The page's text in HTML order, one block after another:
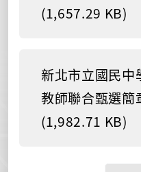
(1,657.29 KB)
新北市立國民
教師聯合甄選
(1,982.71 KB)